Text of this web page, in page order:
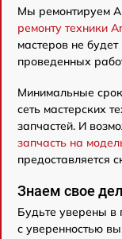
Мы ремонтируем
ремонту техники
мастеров не
проведенных
Минимальные
сеть мастерских
запчастей. И
запчасть на
предоставляется
Знаем свое
Будьте уверены в
с уверенностью